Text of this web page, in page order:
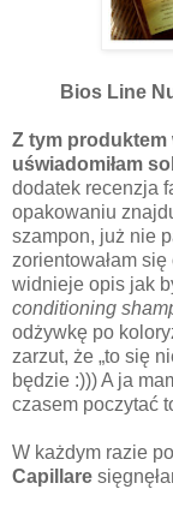
Bios Line
Z tym produktem
uświadomiłam
dodatek recenzja
opakowaniu
szampon, już nie
zorientowałam
widnieje opis jak
conditioning
odżywkę po
zarzut, że „to się
będzie :))) A ja
czasem poczytać
W każdym razie po
Capillare